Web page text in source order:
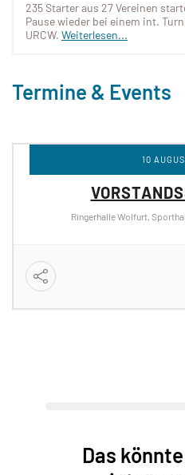
235 Starter aus 27 Vereinen
Pause wieder bei einem int.
URCW. Weiterlesen...
Termine & Events
10
Ringerhalle Wolfurt,
Das